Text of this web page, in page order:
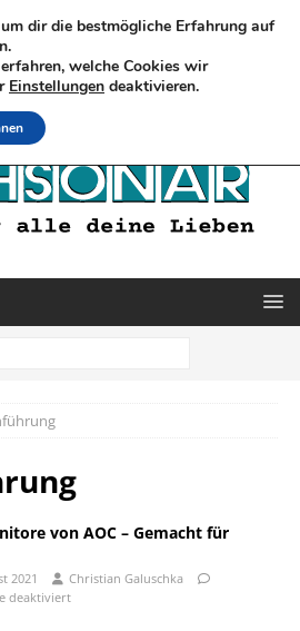
von AOC – Gemacht für
2021
Christian Galuschka
deaktiviert
dir die bestmögliche Erfahrung auf
welche Cookies wir
Einstellungen deaktivieren.